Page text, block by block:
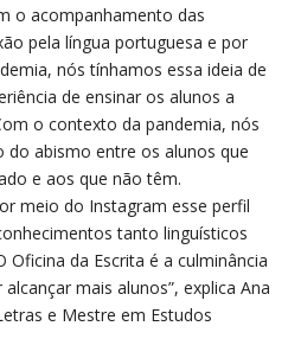
o acompanhamento das
pela língua portuguesa e por
nós tínhamos essa ideia de
de ensinar os alunos a
o contexto da pandemia, nós
do abismo entre os alunos que
e aos que não têm.
meio do Instagram esse perfil
tanto linguísticos
da Escrita é a culminância
mais alunos”, explica Ana
e Mestre em Estudos